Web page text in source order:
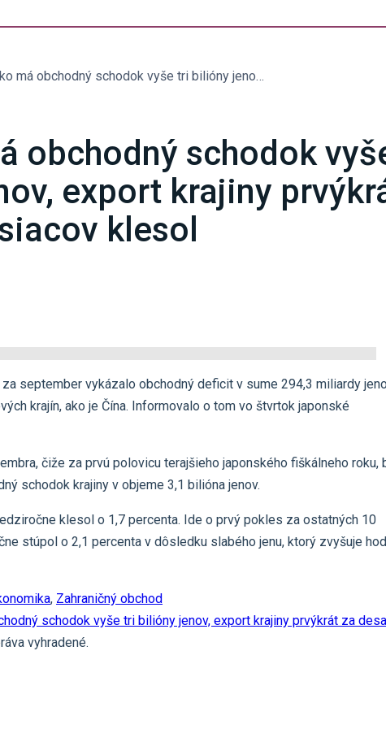
Japonsko má obchodný schodok vyše tri bilióny jenov, export krajiny prvýkrát za desať mesiacov klesol
obchodný schodok
export krajiny
klesol
september vykázalo obchodný deficit v sume 294,3 miliardy
krajín, ako je Čína. Informovalo o tom vo štvrtok japonské
čiže za prvú polovicu terajšieho japonského fiškálneho roku,
schodok krajiny v objeme 3,1 bilióna jenov.
klesol o 1,7 percenta. Ide o prvý pokles za ostatných 10
stúpol o 2,1 percenta v dôsledku slabého jenu, ktorý zvyšuje
, Zahraničný obchod
schodok vyše tri bilióny jenov, export krajiny prvýkrát za
vyhradené.